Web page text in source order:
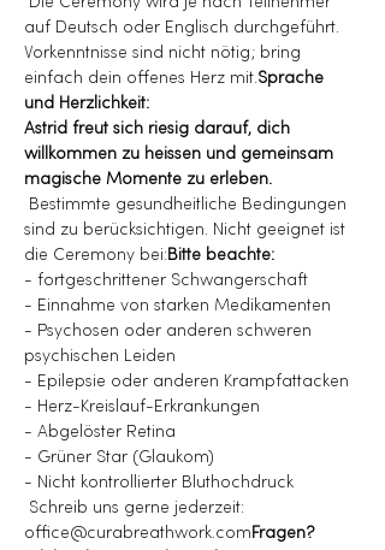
auf Deutsch oder Englisch durchgeführt.
Vorkenntnisse sind nicht nötig; bring
einfach dein offenes Herz mit.Sprache
und Herzlichkeit:
Astrid freut sich riesig darauf, dich
willkommen zu heissen und gemeinsam
magische Momente zu erleben.
sind zu berücksichtigen. Nicht geeignet ist
die Ceremony bei:Bitte beachte:
- fortgeschrittener Schwangerschaft
- Einnahme von starken Medikamenten
- Psychosen oder anderen schweren
psychischen Leiden
- Epilepsie oder anderen Krampfattacken
- Herz-Kreislauf-Erkrankungen
- Abgelöster Retina
- Grüner Star (Glaukom)
- Nicht kontrollierter Bluthochdruck
office@curabreathwork.comFragen?